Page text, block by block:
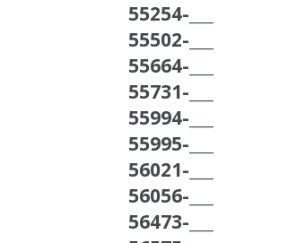
55254-___
55502-___
55664-___
55731-___
55994-___
55995-___
56021-___
56056-___
56473-___